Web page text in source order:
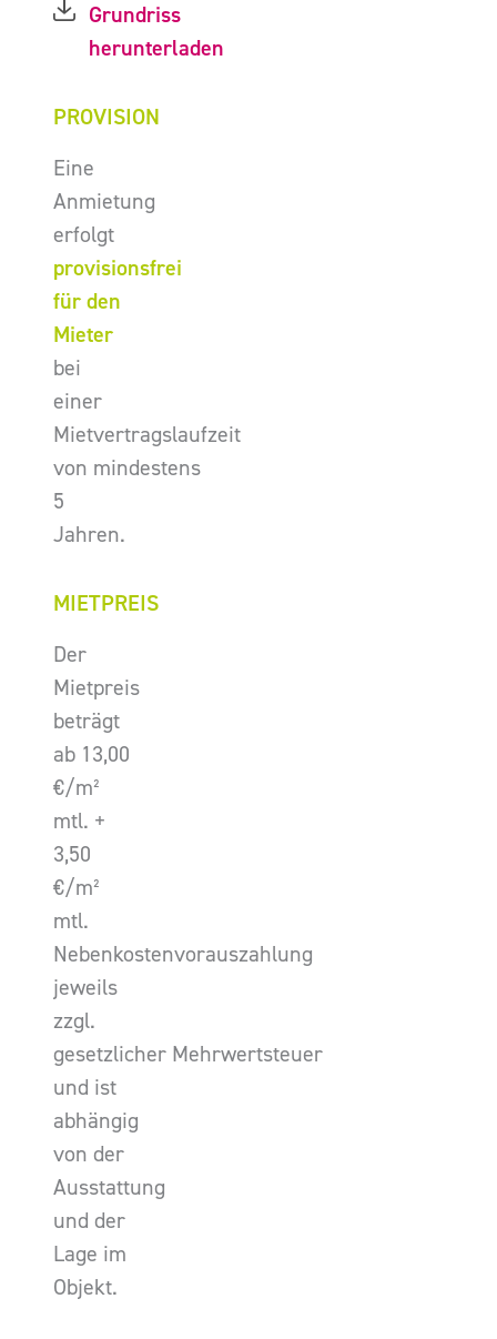
Grundriss
herunterladen
PROVISION
Eine
Anmietung
erfolgt
provisionsfrei
für den
Mieter
bei
einer
Mietvertragslaufzeit
von mindestens
5
Jahren.
MIETPREIS
Der
Mietpreis
beträgt
ab 13,00
€/m²
mtl. +
3,50
€/m²
mtl.
Nebenkostenvorauszahlung
jeweils
zzgl.
gesetzlicher Mehrwertsteuer
und ist
abhängig
von der
Ausstattung
und der
Lage im
Objekt.